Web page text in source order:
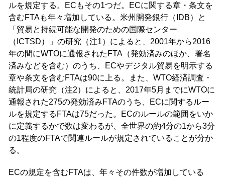
ルを規定する。ECもその1つだ。ECに関する章・条文を
含むFTAも年々増加している。米州開発銀行（IDB）と
「貿易と持続可能な開発のための国際センター
（ICTSD）」の研究（注1）によると、2001年から2016
年の間にWTOに通報されたFTA（発効済みのほか、署名
済みなどを含む）のうち、ECやデジタル貿易を明示する
章や条文を含むFTAは90に上る。また、WTO経済調査・
統計局の研究（注2）によると、2017年5月までにWTOに
通報された275の発効済みFTAのうち、ECに関するルー
ルを規定するFTAは75だった。ECのルールの範囲をいか
に定義するかで数は変わるが、全世界の約4分の1から3分
の1程度のFTAで関連ルールが規定されていることが分か
る。
ECの規定を含むFTAは、年々その件数が増加している